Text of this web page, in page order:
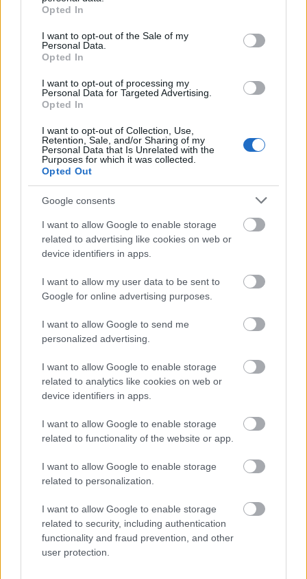
grant or deny consent to Google and its third-party tags to
use your data for below specified purposes in below Google
consent section.
Opted In
I want to opt-out of the Sale of my
Personal Data.
Opted In
I want to opt-out of processing my
Personal Data for Targeted Advertising.
Opted In
I want to opt-out of Collection, Use,
Retention, Sale, and/or Sharing of my
Personal Data that Is Unrelated with the
Purposes for which it was collected.
Opted Out
Google consents
I want to allow Google to enable storage
related to advertising like cookies on web or
device identifiers in apps.
I want to allow my user data to be sent to
Google for online advertising purposes.
I want to allow Google to send me
personalized advertising.
I want to allow Google to enable storage
related to analytics like cookies on web or
device identifiers in apps.
I want to allow Google to enable storage
related to functionality of the website or app.
I want to allow Google to enable storage
related to personalization.
I want to allow Google to enable storage
related to security, including authentication
functionality and fraud prevention, and other
user protection.
Nincs igazán nagy dobás terítéken a magyar
mozikban, de a nézők attól még a kasszákhoz
járulnak. A legsötétebb óra lett most a legnagyobb
élvezője ennek; az életrajzi dráma leszorította a
Jumanji: Vár a dzsungelt, nagyon jó nyitánnyal.
Szintén erősen kezdett a Gengszterzsaruk, de ez a
film számára…
usa box office: strong thieves
Takács Máté•2018. január 21.
A premierek jobbára ugyanazt a közönséget
célozták meg, ráadásképpen még a tévés
sportközvetítések is ácsingóztak figyelmükért.
Mindennek ellenére mind a 12 Strong, mind a
Gengszterzsaruk jól nyitott, ám a Jumanji: Vár a
dzsungelt nem tudták lenyomni.